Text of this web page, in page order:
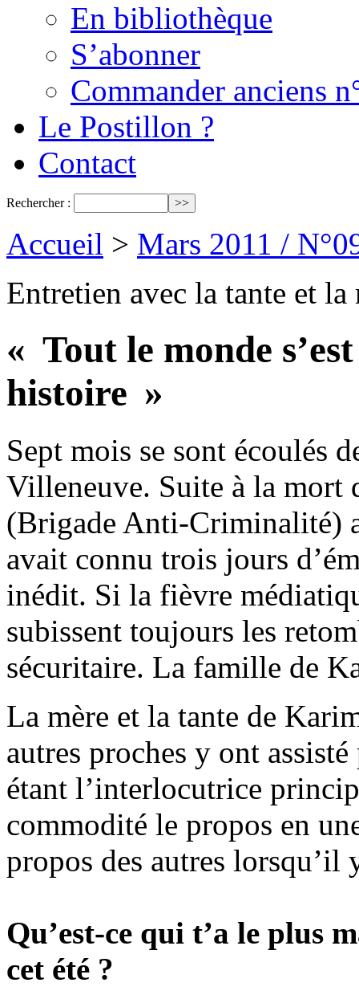
En bibliothèque
S’abonner
Commander anciens
Le Postillon ?
Contact
Rechercher :
Accueil > Mars 2011 /
Entretien avec la tante et
« Tout le monde
histoire »
Sept mois se sont écoulés
Villeneuve. Suite à la mort
(Brigade Anti-Criminalité)
avait connu trois jours
inédit. Si la fièvre
subissent toujours les
sécuritaire. La famille de
La mère et la tante de
autres proches y ont
étant l’interlocutrice
commodité le propos en
propos des autres lorsqu’il
Qu’est-ce qui t’a le plus
cet été ?